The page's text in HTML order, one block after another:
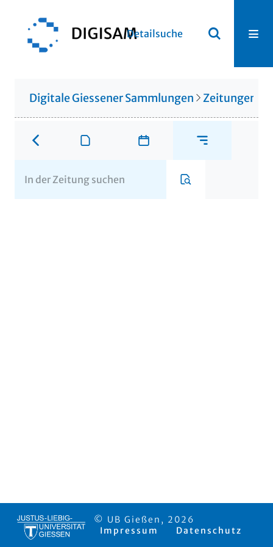
Detailsuche
Digitale Giessener Sammlungen Zeitungen
© UB Gießen, 2026
Impressum
Datenschutz